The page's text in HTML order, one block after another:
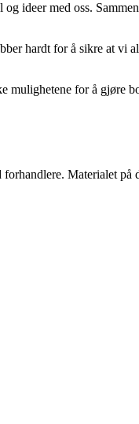
ideer med oss.
hardt for å sikre at vi
mulighetene for å gjøre
Materialet på